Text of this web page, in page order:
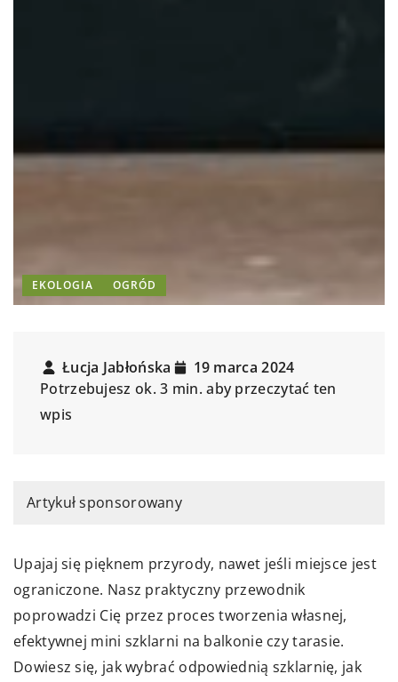
EKOLOGIA OGRÓD
Łucja Jabłońska
19 marca 2024
Potrzebujesz ok. 3 min. aby przeczytać ten
wpis
Artykuł sponsorowany
Upajaj się pięknem przyrody, nawet jeśli miejsce jest
ograniczone. Nasz praktyczny przewodnik
poprowadzi Cię przez proces tworzenia własnej,
efektywnej mini szklarni na balkonie czy tarasie.
Dowiesz się, jak wybrać odpowiednią szklarnię, jak